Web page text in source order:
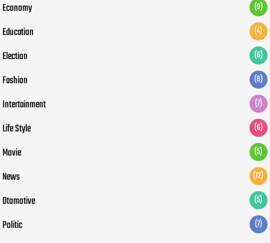
Economy (9)
Education (4)
Election (6)
Fashion (8)
Intertainment (7)
Life Style (6)
Movie (5)
News (12)
Otomotive (5)
Politic (7)